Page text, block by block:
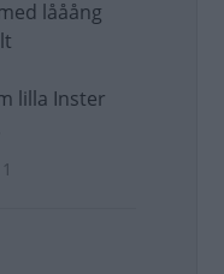
lååång
lilla Inster